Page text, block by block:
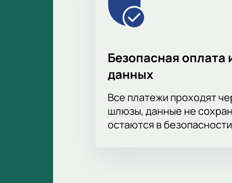
Не пропустите футбол!
Покупайте билеты заранее.
Безопасная оплата
данных
Все платежи проходят
шлюзы, данные не
остаются в